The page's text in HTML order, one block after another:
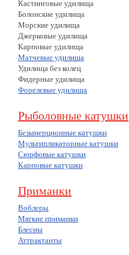
Кастинговые удилища
Болонские удилища
Морские удилища
Джерковые удилища
Карповые удилища
Матчевые удилища
Удилища без колец
Фидерные удилища
Форелевые удилища
Рыболовные катушки
Безынерционные катушки
Мультипликаторные катушки
Сюрфовые катушки
Карповые катушки
Приманки
Воблеры
Мягкие приманки
Блесны
Аттрактанты